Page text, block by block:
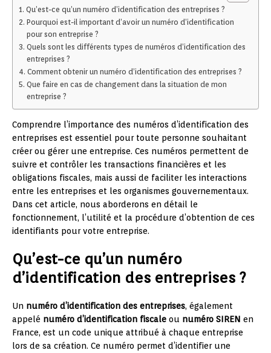
Qu’est-ce qu’un numéro d’identification des entreprises ?
Pourquoi est-il important d’avoir un numéro d’identification
pour son entreprise ?
Quels sont les différents types de numéros d’identification des
entreprises ?
Comment obtenir un numéro d’identification des entreprises ?
Que faire en cas de changement dans la situation de mon
entreprise ?
Comprendre l’importance des numéros d’identification des
entreprises est essentiel pour toute personne souhaitant
créer ou gérer une entreprise. Ces numéros permettent de
suivre et contrôler les transactions financières et les
obligations fiscales, mais aussi de faciliter les interactions
entre les entreprises et les organismes gouvernementaux.
Dans cet article, nous aborderons en détail le
fonctionnement, l’utilité et la procédure d’obtention de ces
identifiants pour votre entreprise.
Qu’est-ce qu’un numéro
d’identification des entreprises ?
Un numéro d’identification des entreprises, également
appelé numéro d’identification fiscale ou numéro SIREN en
France, est un code unique attribué à chaque entreprise
lors de sa création. Ce numéro permet d’identifier une